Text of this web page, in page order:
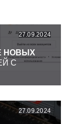
27.09.2024
НОВЫХ
С
27.09.2024